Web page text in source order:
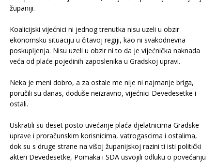
županiji.
Koalicijski vijećnici ni jednog trenutka nisu uzeli u obzir
ekonomsku situaciju u čitavoj regiji, kao ni svakodnevna
poskupljenja. Nisu uzeli u obzir ni to da je vijećnička naknada
veća od plaće pojedinih zaposlenika u Gradskoj upravi.
Neka je meni dobro, a za ostale me nije ni najmanje briga,
poručili su danas, doduše neizravno, vijećnici Devedesetke i
ostali.
Uskratili su deset posto uvećanje plaća djelatnicima Gradske
uprave i proračunskim korisnicima, vatrogascima i ostalima,
dok su s druge strane na višoj županijskoj razini ti isti politički
akteri Devedesetke, Pomaka i SDA usvojili odluku o povećanju